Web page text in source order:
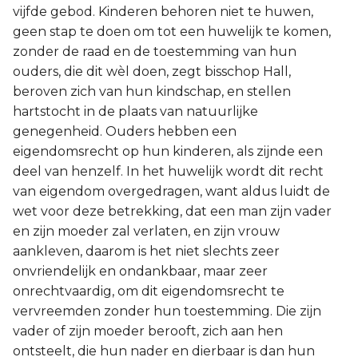
vijfde gebod. Kinderen behoren niet te huwen,
geen stap te doen om tot een huwelijk te komen,
zonder de raad en de toestemming van hun
ouders, die dit wèl doen, zegt bisschop Hall,
beroven zich van hun kindschap, en stellen
hartstocht in de plaats van natuurlijke
genegenheid. Ouders hebben een
eigendomsrecht op hun kinderen, als zijnde een
deel van henzelf. In het huwelijk wordt dit recht
van eigendom overgedragen, want aldus luidt de
wet voor deze betrekking, dat een man zijn vader
en zijn moeder zal verlaten, en zijn vrouw
aankleven, daarom is het niet slechts zeer
onvriendelijk en ondankbaar, maar zeer
onrechtvaardig, om dit eigendomsrecht te
vervreemden zonder hun toestemming. Die zijn
vader of zijn moeder berooft, zich aan hen
ontsteelt, die hun nader en dierbaar is dan hun